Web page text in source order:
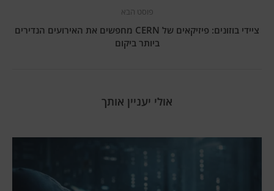
פוסט הבא
ציידי בוזונים: פיזיקאים של CERN מחפשים את האירועים הנדירים
ביותר ביקום
אולי יעניין אותך